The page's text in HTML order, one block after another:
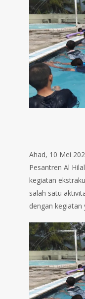
Ahad, 10 Mei
Pesantren Al
kegiatan
salah satu
dengan kegiatan